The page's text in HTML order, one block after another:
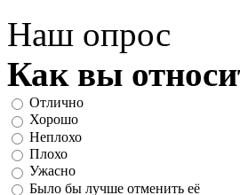
Наш опрос
Как вы
Отлично
Хорошо
Неплохо
Плохо
Ужасно
Было бы лучше отменить её